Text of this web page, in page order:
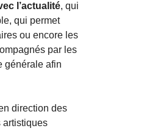
l’actualité, qui
qui permet
ou encore les
par les
générale afin
direction des
artistiques